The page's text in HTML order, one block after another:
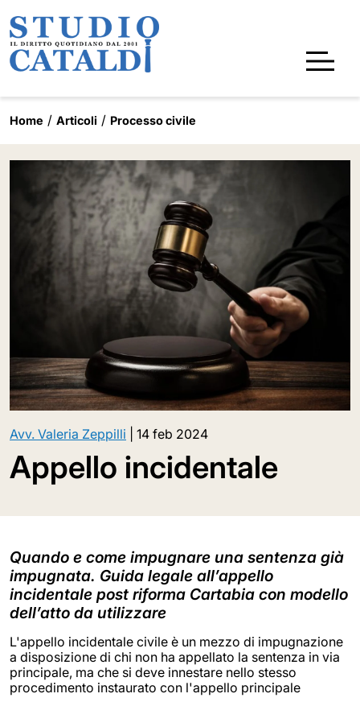
Home Articoli Processo civile
Avv. Valeria Zeppilli 14 feb 2024
Appello incidentale
Quando e come impugnare una sentenza già
impugnata. Guida legale all’appello
incidentale post riforma Cartabia con modello
dell’atto da utilizzare
L'appello incidentale civile è un mezzo di impugnazione
a disposizione di chi non ha appellato la sentenza in via
principale, ma che si deve innestare nello stesso
procedimento instaurato con l'appello principale